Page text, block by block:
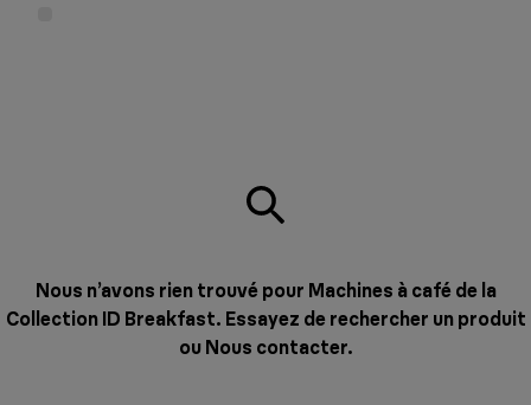
Nous n’avons rien trouvé pour Machines à café de la
Collection ID Breakfast. Essayez de rechercher un produit
ou Nous contacter.